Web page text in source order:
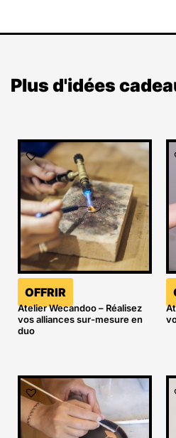
Plus d'idées
OFFRIR
Atelier Wecandoo – Réalisez
vos alliances sur-mesure en
duo